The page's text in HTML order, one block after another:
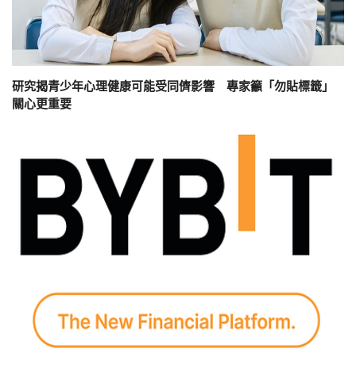
研究揭青少年心理健康可能受同儕影響 專家籲「勿貼標籤」
關心更重要